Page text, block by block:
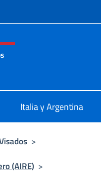
Italia y Argentina
>
(AIRE) >